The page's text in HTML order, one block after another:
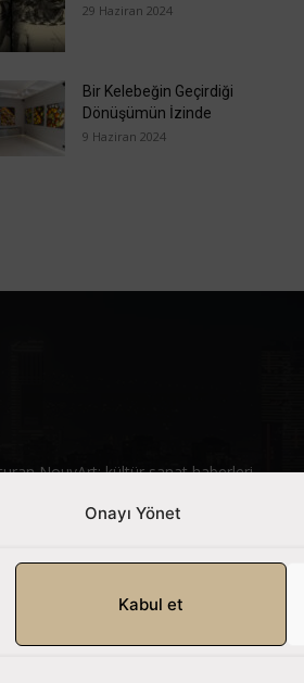
Onayı Yönet
Kabul et
29 Haziran 2024
Bir Kelebeğin Geçirdiği
Dönüşümün İzinde
9 Haziran 2024
NouvArt; kültür sanat haberleri,
info@nouvart.net